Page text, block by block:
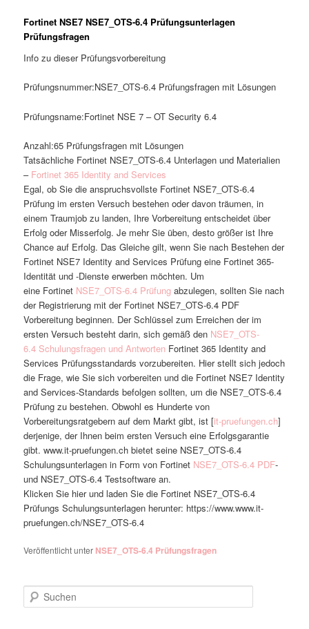
Fortinet NSE7 NSE7_OTS-6.4 Prüfungsunterlagen
Prüfungsfragen
Info zu dieser Prüfungsvorbereitung
Prüfungsnummer:NSE7_OTS-6.4 Prüfungsfragen mit Lösungen
Prüfungsname:Fortinet NSE 7 – OT Security 6.4
Anzahl:65 Prüfungsfragen mit Lösungen
Tatsächliche Fortinet NSE7_OTS-6.4 Unterlagen und Materialien
– Fortinet 365 Identity and Services
Egal, ob Sie die anspruchsvollste Fortinet NSE7_OTS-6.4
Prüfung im ersten Versuch bestehen oder davon träumen, in
einem Traumjob zu landen, Ihre Vorbereitung entscheidet über
Erfolg oder Misserfolg. Je mehr Sie üben, desto größer ist Ihre
Chance auf Erfolg. Das Gleiche gilt, wenn Sie nach Bestehen der
Fortinet NSE7 Identity and Services Prüfung eine Fortinet 365-
Identität und -Dienste erwerben möchten. Um
eine Fortinet NSE7_OTS-6.4 Prüfung abzulegen, sollten Sie nach
der Registrierung mit der Fortinet NSE7_OTS-6.4 PDF
Vorbereitung beginnen. Der Schlüssel zum Erreichen der im
ersten Versuch besteht darin, sich gemäß den NSE7_OTS-
6.4 Schulungsfragen und Antworten Fortinet 365 Identity and
Services Prüfungsstandards vorzubereiten. Hier stellt sich jedoch
die Frage, wie Sie sich vorbereiten und die Fortinet NSE7 Identity
and Services-Standards befolgen sollten, um die NSE7_OTS-6.4
Prüfung zu bestehen. Obwohl es Hunderte von
Vorbereitungsratgebern auf dem Markt gibt, ist [it-pruefungen.ch]
derjenige, der Ihnen beim ersten Versuch eine Erfolgsgarantie
gibt. www.it-pruefungen.ch bietet seine NSE7_OTS-6.4
Schulungsunterlagen in Form von Fortinet NSE7_OTS-6.4 PDF-
und NSE7_OTS-6.4 Testsoftware an.
Klicken Sie hier und laden Sie die Fortinet NSE7_OTS-6.4
Prüfungs Schulungsunterlagen herunter: https://www.www.it-
pruefungen.ch/NSE7_OTS-6.4
Veröffentlicht unter NSE7_OTS-6.4 Prüfungsfragen
Suchen